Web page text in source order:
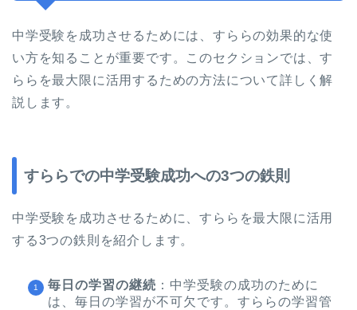
中学受験を成功させるためには、すららの効果的な使
い方を知ることが重要です。このセクションでは、す
ららを最大限に活用するための方法について詳しく解
説します。
すららでの中学受験成功への3つの鉄則
中学受験を成功させるために、すららを最大限に活用
する3つの鉄則を紹介します。
毎日の学習の継続 ：中学受験の成功のために
は、毎日の学習が不可欠です。すららの学習管